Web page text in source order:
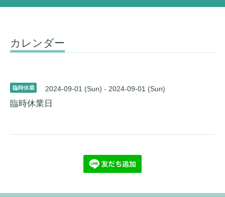
カレンダー
臨時休業 2024-09-01 (Sun) - 2024-09-01 (Sun)
臨時休業日